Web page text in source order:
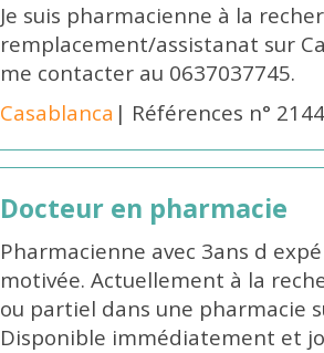
Je suis pharmacienne à la
remplacement/assistanat sur
me contacter au 0637037745.
Casablanca | Références n°
Docteur en pharmacie
Pharmacienne avec 3ans d
motivée. Actuellement à la
ou partiel dans une pharmacie
Disponible immédiatement et